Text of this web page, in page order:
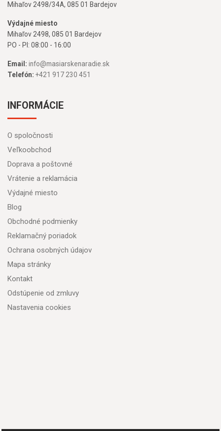
Mihaľov 2498/34A, 085 01 Bardejov
Výdajné miesto
Mihaľov 2498, 085 01 Bardejov
PO - PI: 08:00 - 16:00
Email: info@masiarskenaradie.sk
Telefón: +421 917 230 451
INFORMÁCIE
O spoločnosti
Veľkoobchod
Doprava a poštovné
Vrátenie a reklamácia
Výdajné miesto
Blog
Obchodné podmienky
Reklamačný poriadok
Ochrana osobných údajov
Mapa stránky
Kontakt
Odstúpenie od zmluvy
Nastavenia cookies